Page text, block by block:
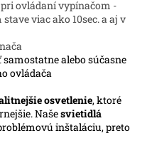
ovládaní vypínačom -
viac ako 10sec. a aj v
alebo súčasne
ovládača
osvetlenie, ktoré
Našesvietidlá
inštaláciu, preto